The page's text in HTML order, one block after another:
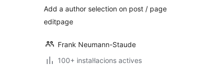
Add a author selection on post / page
editpage
Frank Neumann-Staude
100+ instal·lacions actives